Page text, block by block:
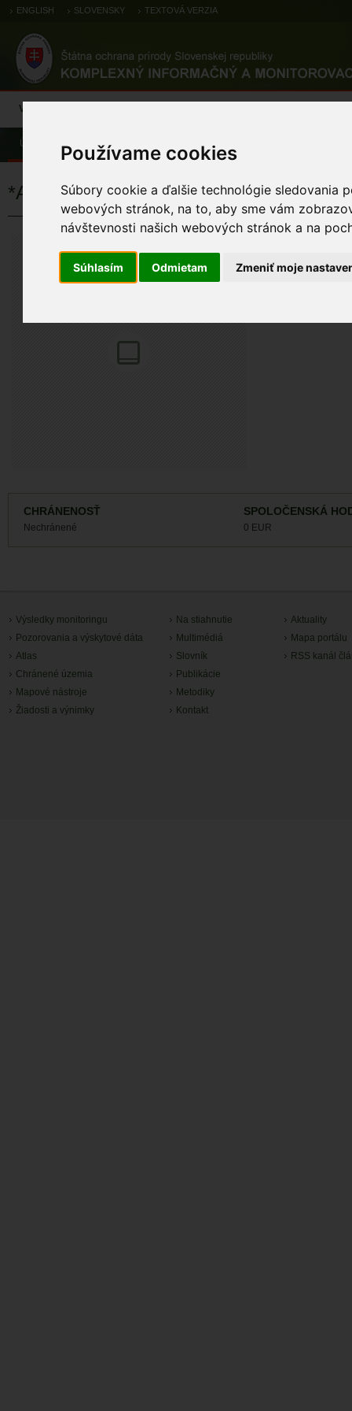
Používame cookies
Súbory cookie a ďalšie technológie sledovania
webových stránok, na to, aby sme vám
návštevnosti našich webových stránok a na
Súhlasím Odmietam Zmeniť moje
ENGLISH SLOVENSKY TEXTOVÁ VERZIA
Výsledky monitoringu
Úvod Atlas Atlas živočíchov
*Amabiliidae
CHRÁNENOSŤ
Nechránené
SPOLOČENSKÁ
0 EUR
Výsledky monitoringu
Pozorovania a výskytové dáta
Atlas
Chránené územia
Mapové nástroje
Žiadosti a výnimky
Na stiahnutie
Multimédiá
Slovník
Publikácie
Metodiky
Kontakt
Aktuality
Mapa portálu
RSS kanál